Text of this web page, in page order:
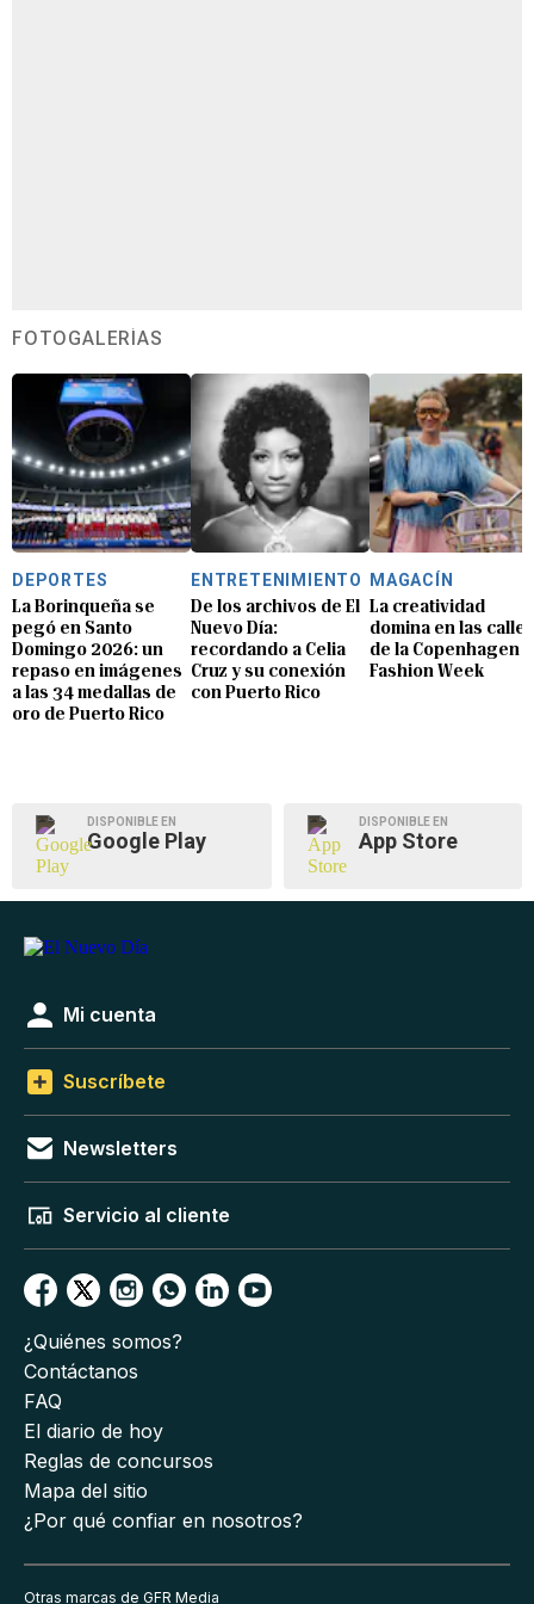
FOTOGALERÍAS
DEPORTES
La Borinqueña se
pegó en Santo
Domingo 2026: un
repaso en imágenes
a las 34 medallas de
oro de Puerto Rico
ENTRETENIMIENTO
De los archivos de El
Nuevo Día:
recordando a Celia
Cruz y su conexión
con Puerto Rico
MAGACÍN
La creatividad
domina en las calles
de la Copenhagen
Fashion Week
DISPONIBLE EN
Google Play
DISPONIBLE EN
App Store
Mi cuenta
Suscríbete
Newsletters
Servicio al cliente
¿Quiénes somos?
Contáctanos
FAQ
El diario de hoy
Reglas de concursos
Mapa del sitio
¿Por qué confiar en nosotros?
Otras marcas de GFR Media